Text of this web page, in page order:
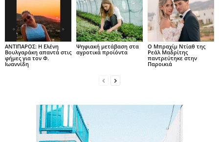
ΑΝΤΙΠΑΡΟΣ: Η Ελένη
Βουλγαράκη απαντά στις
φήμες για τον Φ.
Ιωαννίδη
Ψηφιακή μετάβαση στα
αγροτικά προϊόντα
Ο Μπραχίμ Ντίαθ της
Ρεάλ Μαδρίτης
παντρεύτηκε στην
Παροικιά